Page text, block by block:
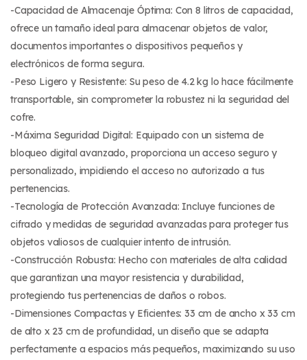
-Capacidad de Almacenaje Óptima: Con 8 litros de capacidad,
ofrece un tamaño ideal para almacenar objetos de valor,
documentos importantes o dispositivos pequeños y
electrónicos de forma segura.
-Peso Ligero y Resistente: Su peso de 4.2 kg lo hace fácilmente
transportable, sin comprometer la robustez ni la seguridad del
cofre.
-Máxima Seguridad Digital: Equipado con un sistema de
bloqueo digital avanzado, proporciona un acceso seguro y
personalizado, impidiendo el acceso no autorizado a tus
pertenencias.
-Tecnología de Protección Avanzada: Incluye funciones de
cifrado y medidas de seguridad avanzadas para proteger tus
objetos valiosos de cualquier intento de intrusión.
-Construcción Robusta: Hecho con materiales de alta calidad
que garantizan una mayor resistencia y durabilidad,
protegiendo tus pertenencias de daños o robos.
-Dimensiones Compactas y Eficientes: 33 cm de ancho x 33 cm
de alto x 23 cm de profundidad, un diseño que se adapta
perfectamente a espacios más pequeños, maximizando su uso